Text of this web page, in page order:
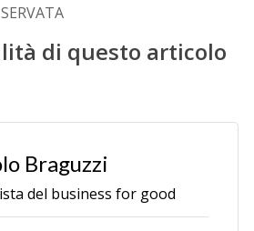
di questo articolo
Braguzzi
del business for good